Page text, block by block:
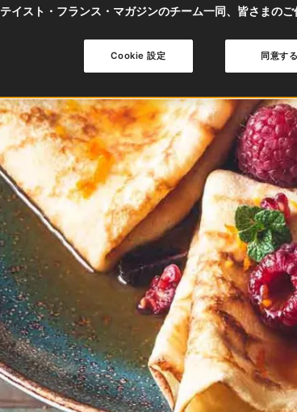
テイスト・フランス・マガジンのチーム一同、皆さまのご
同意する
Cookie 設定